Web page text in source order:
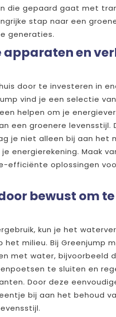
die gepaard gaat met
stap naar een
generaties.
apparaten en
door te investeren in
vind je een selectie van
helpen om je
een groenere levensstijl.
je niet alleen bij aan het
energierekening. Maak
efficiënte oplossingen
bewust om
kun je het
milieu. Bij Greenjump
met water, bijvoorbeeld
te sluiten en
Door deze
bij aan het behoud